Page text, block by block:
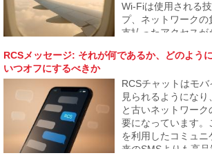
Wi-Fiは使用される
プ、ネットワークの
支払ったアクセスが
行機でのインターネ
かを説明します。
RCSメッセージ: それが何であるか、どのよう
いつオフにするべきか
RCSチャットはモバ
見られるようにな
と古いネットワー
要になっています。
を利用したコミュ
来のSMSよりも高